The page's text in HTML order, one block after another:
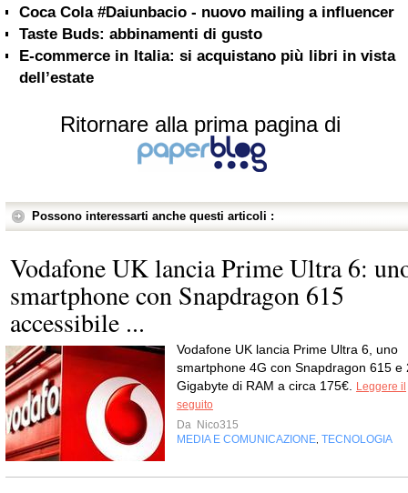
Coca Cola #Daiunbacio - nuovo mailing a influencer
Taste Buds: abbinamenti di gusto
E-commerce in Italia: si acquistano più libri in vista
dell’estate
Ritornare alla prima pagina di
Possono interessarti anche questi articoli :
Vodafone UK lancia Prime Ultra 6:
smartphone con Snapdragon 615
accessibile ...
Vodafone UK lancia Prime Ultra 6, uno
smartphone 4G con Snapdragon 615 e
Gigabyte di RAM a circa 175€.
Leggere il
seguito
Da Nico315
MEDIA E COMUNICAZIONE TECNOLOGIA